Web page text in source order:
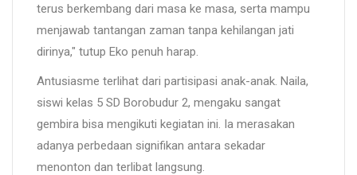
terus berkembang dari masa ke masa, serta mampu
menjawab tantangan zaman tanpa kehilangan jati
dirinya," tutup Eko penuh harap.
Antusiasme terlihat dari partisipasi anak-anak. Naila,
siswi kelas 5 SD Borobudur 2, mengaku sangat
gembira bisa mengikuti kegiatan ini. Ia merasakan
adanya perbedaan signifikan antara sekadar
menonton dan terlibat langsung.